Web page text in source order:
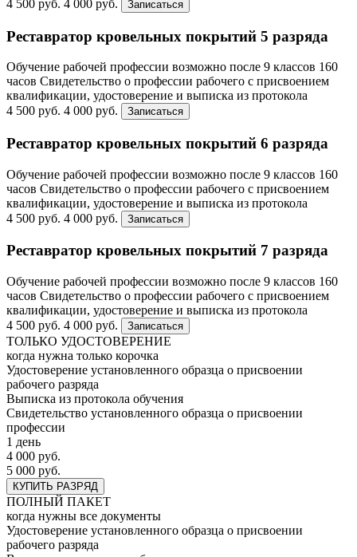
4 500 руб. 4 000 руб. Записаться
Реставратор кровельных покрытий 5 разряда
Обучение рабочей профессии возможно после 9 классов 160
часов Свидетельство о профессии рабочего с присвоением
квалификации, удостоверение и выписка из протокола
4 500 руб. 4 000 руб. Записаться
Реставратор кровельных покрытий 6 разряда
Обучение рабочей профессии возможно после 9 классов 160
часов Свидетельство о профессии рабочего с присвоением
квалификации, удостоверение и выписка из протокола
4 500 руб. 4 000 руб. Записаться
Реставратор кровельных покрытий 7 разряда
Обучение рабочей профессии возможно после 9 классов 160
часов Свидетельство о профессии рабочего с присвоением
квалификации, удостоверение и выписка из протокола
4 500 руб. 4 000 руб. Записаться
ТОЛЬКО УДОСТОВЕРЕНИЕ
когда нужна только корочка
Удостоверение установленного образца о присвоении
рабочего разряда
Выписка из протокола обучения
Свидетельство установленного образца о присвоении
профессии
1 день
4 000 руб.
5 000 руб.
КУПИТЬ РАЗРЯД
ПОЛНЫЙ ПАКЕТ
когда нужны все документы
Удостоверение установленного образца о присвоении
рабочего разряда